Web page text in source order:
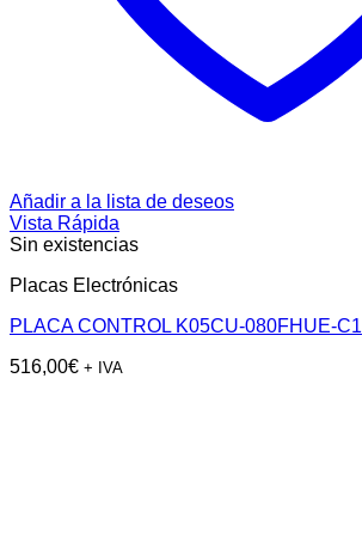
Añadir a la lista de deseos
Vista Rápida
Sin existencias
Placas Electrónicas
PLACA CONTROL K05CU-080FHUE-C1
516,00€ + IVA